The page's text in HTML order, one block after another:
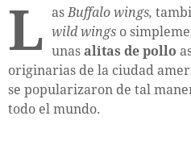
L as Buffalo wings,
wild wings o
unas alitas de pollo
originarias de la ciudad
se popularizaron de tal
todo el mundo.